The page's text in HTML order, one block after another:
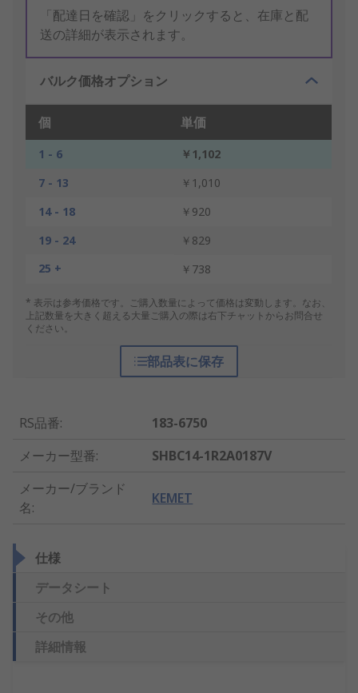
「配達日を確認」をクリックすると、在庫と配
送の詳細が表示されます。
バルク価格オプション
個 単価
1 - 6
￥1,102
7 - 13
￥1,010
14 - 18
￥920
19 - 24
￥829
25 +
￥738
* 表示は参考価格です。ご購入数量によって価格は変動します。なお、
上記数量を大きく超える大量ご購入の際は右下チャットからお問合せ
ください。
部品表に保存
RS品番:
183-6750
メーカー型番:
SHBC14-1R2A0187V
メーカー/ブランド
名:
KEMET
仕様
データシート
その他
詳細情報